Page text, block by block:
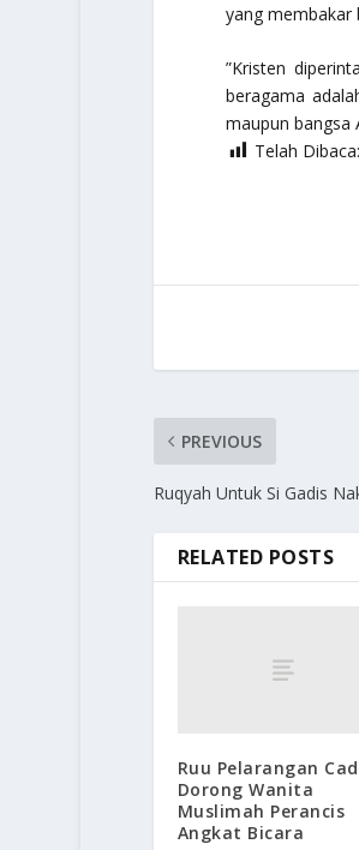
yang membakar
”Kristen
beragama
maupun bangsa
Telah Dibaca:
PREVIOUS
Ruqyah Untuk Si Gadis
RELATED POSTS
Ruu Pelarangan
Dorong Wanita
Muslimah Perancis
Angkat Bicara